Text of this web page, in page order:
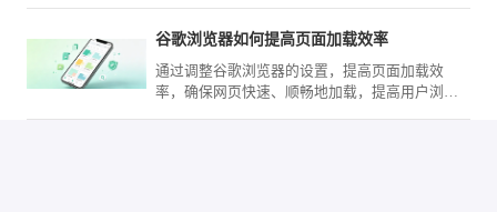
谷歌浏览器如何提高页面加载效率
通过调整谷歌浏览器的设置，提高页面加载效
率，确保网页快速、顺畅地加载，提高用户浏览